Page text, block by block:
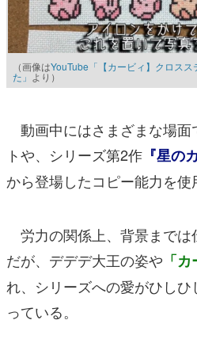
（画像はYouTube「【カービィ】クロス
た」 より）
動画中にはさまざまな場面
トや、シリーズ第2作 『星の
から登場したコピー能力を使
労力の関係上、背景までは
だが、デデデ大王の姿や 「
れ、シリーズへの愛がひし
っている。